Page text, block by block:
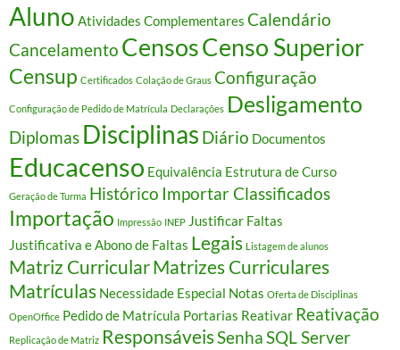
Aluno Atividades Complementares Calendário
Cancelamento CensosCenso Superior
Censup Certificados Colação de Graus Configuração
Configuração de Pedido de Matrícula Declarações Desligamento
Diplomas Disciplinas Diário Documentos
Educacenso Equivalência Estrutura de Curso
Geração de Turma Histórico Importar Classificados
Importação Impressão INEP Justificar Faltas
Justificativa e Abono de Faltas Legais Listagem de alunos
Matriz CurricularMatrizes Curriculares
Matrículas Necessidade Especial Notas Oferta de Disciplinas
OpenOffice Pedido de Matrícula Portarias Reativar Reativação
Replicação de Matriz ResponsáveisSenhaSQL Server